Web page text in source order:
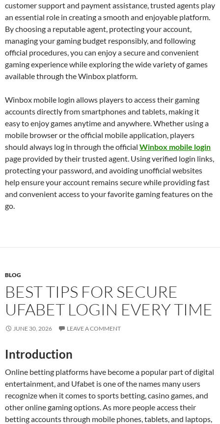
customer support and payment assistance, trusted agents play
an essential role in creating a smooth and enjoyable platform.
By choosing a reputable agent, protecting your account,
managing your gaming budget responsibly, and following
official procedures, you can enjoy a secure and convenient
gaming experience while exploring the wide variety of games
available through the Winbox platform.
Winbox mobile login allows players to access their gaming
accounts directly from smartphones and tablets, making it
easy to enjoy games anytime and anywhere. Whether using a
mobile browser or the official mobile application, players
should always log in through the official Winbox mobile login
page provided by their trusted agent. Using verified login links,
protecting your password, and avoiding unofficial websites
help ensure your account remains secure while providing fast
and convenient access to your favorite gaming features on the
go.
BLOG
BEST TIPS FOR SECURE
UFABET LOGIN EVERY TIME
JUNE 30, 2026 LEAVE A COMMENT
Introduction
Online betting platforms have become a popular part of digital
entertainment, and Ufabet is one of the names many users
recognize when it comes to sports betting, casino games, and
other online gaming options. As more people access their
betting accounts through mobile phones, tablets, and laptops,